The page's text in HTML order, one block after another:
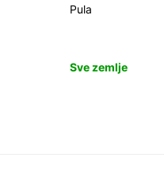
Pula
Sve zemlje